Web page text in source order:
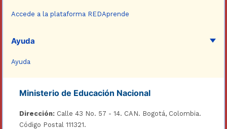
Accede a la plataforma REDAprende
Ayuda
Ayuda
Ministerio de Educación Nacional
Dirección: Calle 43 No. 57 - 14. CAN. Bogotá, Colombia.
Código Postal 111321.